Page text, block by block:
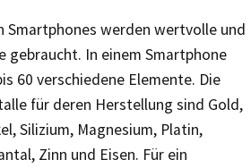
Smartphones werden wertvolle und
gebraucht. In einem Smartphone
60 verschiedene Elemente. Die
für deren Herstellung sind Gold,
Silizium, Magnesium, Platin,
Zinn und Eisen. Für ein